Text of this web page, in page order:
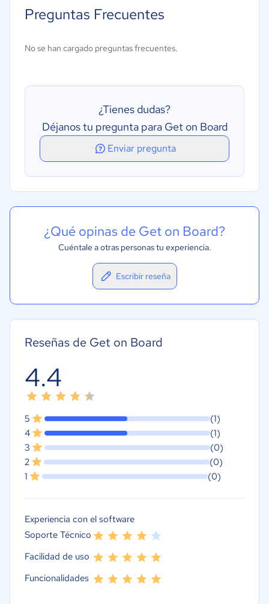
Portal de autoservicio
Preguntas Frecuentes
No se han cargado preguntas frecuentes.
¿Tienes dudas?
Déjanos tu pregunta para Get on Board
Enviar pregunta
¿Qué opinas de Get on Board?
Cuéntale a otras personas tu experiencia.
Escribir reseña
Reseñas de Get on Board
4.4
5
(1)
4
(1)
3
(0)
2
(0)
1
(0)
Experiencia con el software
Soporte Técnico
Facilidad de uso
Funcionalidades